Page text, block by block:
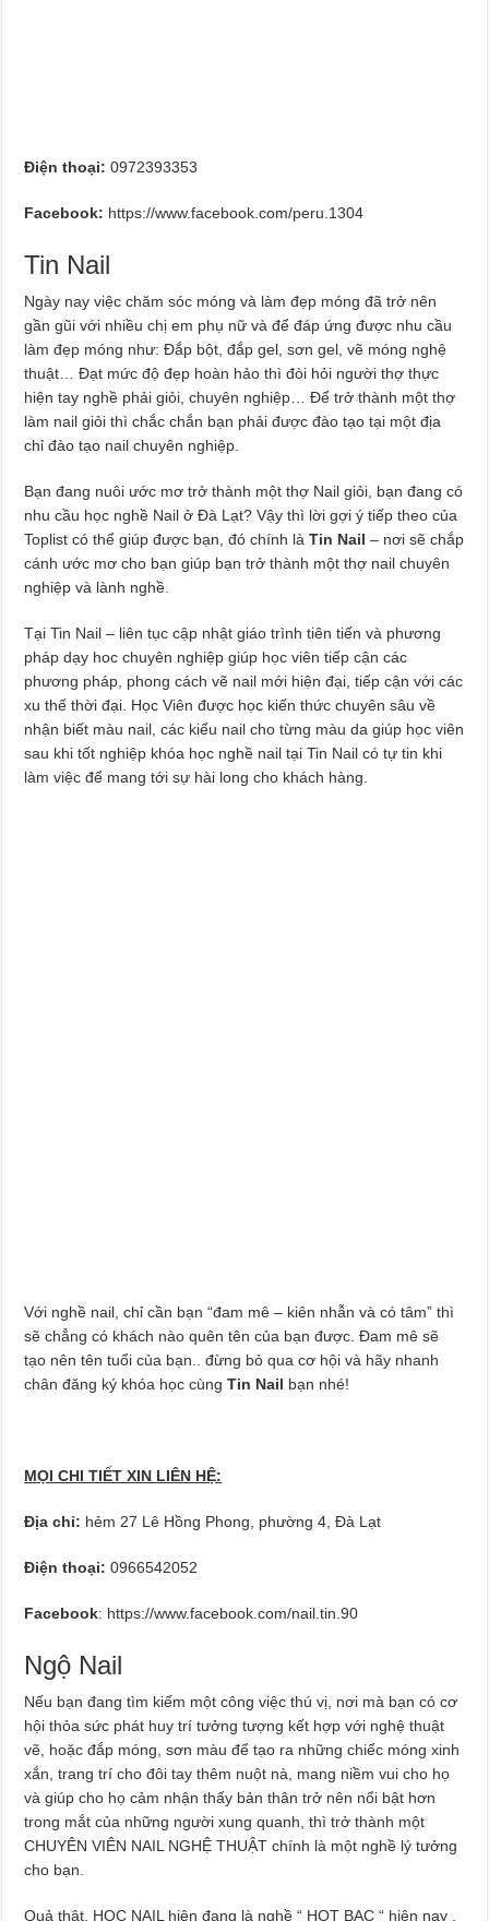
Điện thoại:0972393353
Facebook: https://www.facebook.com/peru.1304
Tin Nail
Ngày nay việc chăm sóc móng và làm đẹp móng đã trở nên
gần gũi với nhiều chị em phụ nữ và để đáp ứng được nhu cầu
làm đẹp móng như: Đắp bột, đắp gel, sơn gel, vẽ móng nghệ
thuật… Đạt mức độ đẹp hoàn hảo thì đòi hỏi người thợ thực
hiện tay nghề phải giỏi, chuyên nghiệp… Để trở thành một thợ
làm nail giỏi thì chắc chắn bạn phải được đào tạo tại một địa
chỉ đào tạo nail chuyên nghiệp.
Bạn đang nuôi ước mơ trở thành một thợ Nail giỏi, bạn đang có
nhu cầu học nghề Nail ở Đà Lạt? Vậy thì lời gợi ý tiếp theo của
Toplist có thể giúp được bạn, đó chính làTin Nail – nơi sẽ chắp
cánh ước mơ cho bạn giúp bạn trở thành một thợ nail chuyên
nghiệp và lành nghề.
Tại Tin Nail – liên tục cập nhật giáo trình tiên tiến và phương
pháp dạy hoc chuyên nghiệp giúp học viên tiếp cận các
phương pháp, phong cách vẽ nail mới hiện đại, tiếp cận với các
xu thế thời đại. Học Viên được học kiến thức chuyên sâu về
nhận biết màu nail, các kiểu nail cho từng màu da giúp học viên
sau khi tốt nghiệp khóa học nghề nail tại Tin Nail có tự tin khi
làm việc để mang tới sự hài long cho khách hàng.
Với nghề nail, chỉ cần bạn “đam mê – kiên nhẫn và có tâm” thì
sẽ chẳng có khách nào quên tên của bạn được. Đam mê sẽ
tạo nên tên tuổi của bạn.. đừng bỏ qua cơ hội và hãy nhanh
chân đăng ký khóa học cùngTin Nail bạn nhé!
MỌI CHI TIẾT XIN LIÊN HỆ:
Địa chỉ: hẻm 27 Lê Hồng Phong, phường 4, Đà Lạt
Điện thoại:0966542052
Facebook: https://www.facebook.com/nail.tin.90
Ngộ Nail
Nếu bạn đang tìm kiếm một công việc thú vị, nơi mà bạn có cơ
hội thỏa sức phát huy trí tưởng tượng kết hợp với nghệ thuật
vẽ, hoặc đắp móng, sơn màu để tạo ra những chiếc móng xinh
xắn, trang trí cho đôi tay thêm nuột nà, mang niềm vui cho họ
và giúp cho họ cảm nhận thấy bản thân trở nên nổi bật hơn
trong mắt của những người xung quanh, thì trở thành một
CHUYÊN VIÊN NAIL NGHỆ THUẬT chính là một nghề lý tưởng
cho bạn.
Quả thật, HỌC NAIL hiện đang là nghề “ HOT BẠC “ hiện nay ,